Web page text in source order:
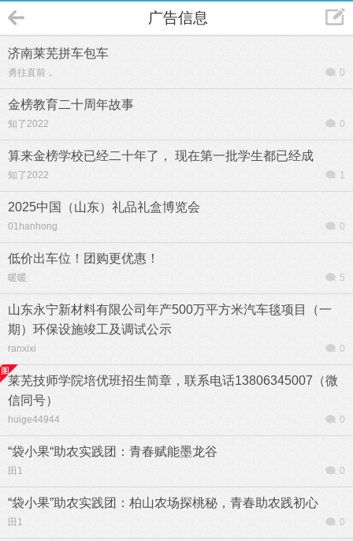
广告信息
济南莱芜拼车包车
勇往直前， 0
金榜教育二十周年故事
知了2022 0
算来金榜学校已经二十年了， 现在第一批学生都已经成
知了2022 1
2025中国（山东）礼品礼盒博览会
01hanhong 0
低价出车位！团购更优惠！
暖暖 5
山东永宁新材料有限公司年产500万平方米汽车毯项目（一
期）环保设施竣工及调试公示
ranxixi 0
莱芜技师学院培优班招生简章，联系电话13806345007（微
信同号）
huige44944 0
“袋小果“助农实践团：青春赋能墨龙谷
田1 0
“袋小果”助农实践团：柏山农场探桃秘，青春助农践初心
田1 0